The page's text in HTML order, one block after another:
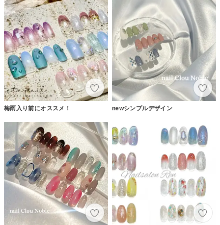
梅雨入り前にオススメ！ newシンプルデザイン